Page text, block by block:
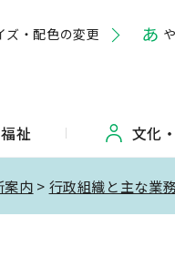
ズ・配色の変更
祉 文化・
案内 > 行政組織と主な業務